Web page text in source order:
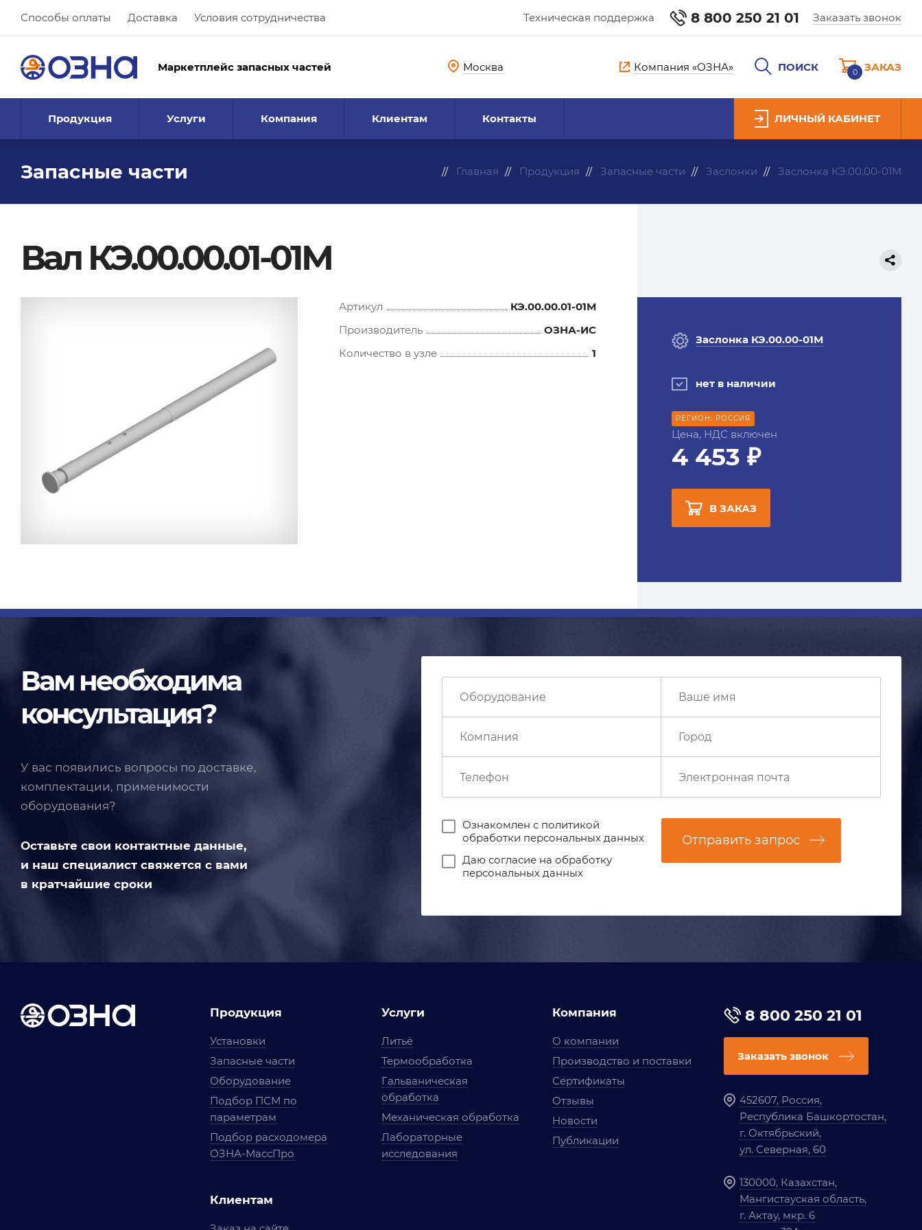
Способы оплаты Доставка Условия сотрудничества Техническая поддержка 8 800 250 21 01 Заказать звонок
Маркетплейс запасных частей Москва Компания «ОЗНА» ПОИСК 0 ЗАКАЗ
Продукция Услуги Компания Клиентам Контакты ЛИЧНЫЙ КАБИНЕТ
Запасные части Главная Продукция Запасные части Заслонки Заслонка КЭ.00.00-01М
Вал КЭ.00.00.01-01М
Артикул
КЭ.00.00.01-01М
Производитель
ОЗНА-ИС
Количество в узле
1
Заслонка КЭ.00.00-01М
нет в наличии
РЕГИОН: РОССИЯ
Цена, НДС включен
4 453 ₽
В ЗАКАЗ
Вам необходима
консультация?
У вас появились вопросы по доставке,
комплектации, применимости
оборудования?
Оставьте свои контактные данные,
и наш специалист свяжется с вами
в кратчайшие сроки
Ознакомлен с политикой
обработки персональных данных
Даю согласие на обработку
персональных данных
Отправить запрос
Продукция
Установки
Запасные части
Оборудование
Подбор ПСМ по
параметрам
Подбор расходомера
ОЗНА-МассПро
Клиентам
Услуги
Литьё
Термообработка
Гальваническая
обработка
Механическая обработка
Лабораторные
исследования
Компания
О компании
Производство и поставки
Сертификаты
Отзывы
Новости
Публикации
8 800 250 21 01
Заказать звонок
452607, Россия,
Республика Башкортостан,
г. Октябрьский,
ул. Северная, 60
130000, Казахстан,
Мангистауская область,
г. Актау, мкр. 6